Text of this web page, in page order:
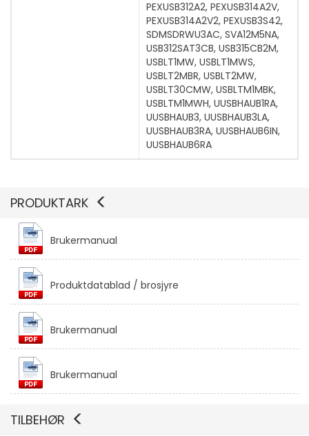
PEXUSB312A2, PEXUSB314A2V,
PEXUSB314A2V2, PEXUSB3S42,
SDMSDRWU3AC, SVA12M5NA,
USB312SAT3CB, USB315CB2M,
USBLT1MW, USBLT1MWS,
USBLT2MBR, USBLT2MW,
USBLT30CMW, USBLTM1MBK,
USBLTM1MWH, UUSBHAUB1RA,
UUSBHAUB3, UUSBHAUB3LA,
UUSBHAUB3RA, UUSBHAUB6IN,
UUSBHAUB6RA
Vis mer
PRODUKTARK
Brukermanual
Produktdatablad / brosjyre
Brukermanual
Brukermanual
TILBEHØR